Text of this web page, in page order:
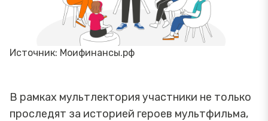
Источник: Моифинансы.рф
В рамках мультлектория участники не только
проследят за историей героев мультфильма,